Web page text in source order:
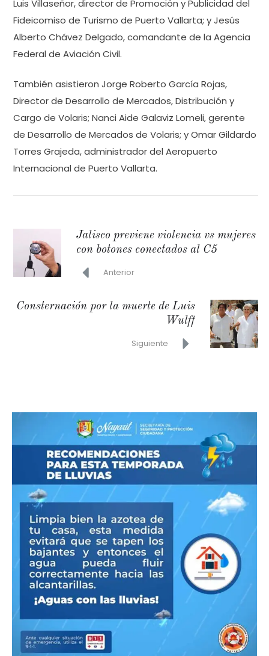
Luis Villaseñor, director de Promoción y Publicidad del
Fideicomiso de Turismo de Puerto Vallarta; y Jesús
Alberto Chávez Delgado, comandante de la Agencia
Federal de Aviación Civil.
También asistieron Jorge Roberto García Rojas,
Director de Desarrollo de Mercados, Distribución y
Cargo de Volaris; Nanci Aide Galaviz Lomeli, gerente
de Desarrollo de Mercados de Volaris; y Omar Gildardo
Torres Grajeda, administrador del Aeropuerto
Internacional de Puerto Vallarta.
Jalisco previene violencia vs mujeres
con botones conectados al C5
Anterior
Consternación por la muerte de Luis
Wulff
Siguiente